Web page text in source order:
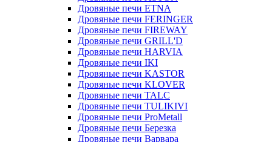
Дровяные печи ETNA
Дровяные печи FERINGER
Дровяные печи FIREWAY
Дровяные печи GRILL'D
Дровяные печи HARVIA
Дровяные печи IKI
Дровяные печи KASTOR
Дровяные печи KLOVER
Дровяные печи TALC
Дровяные печи TULIKIVI
Дровяные печи ProMetall
Дровяные печи Березка
Дровяные печи Варвара